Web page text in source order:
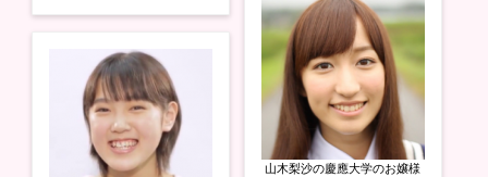
山木梨沙の慶應大学のお嬢様